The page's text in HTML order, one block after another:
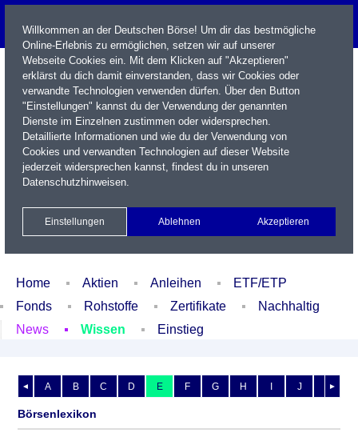
Name / WKN / ISIN / Kürzel
Xetra Realtime
Watchlist Portfolio Login
Home Aktien Anleihen
ETF/ETP
Fonds
Rohstoffe Zertifikate
Nachhaltig
News
Wissen Einstieg
◄ ►
A B C D E F G H I J K
Börsenlexikon
Willkommen an der Deutschen Börse! Um dir das bestmögliche
Online-Erlebnis zu ermöglichen, setzen wir auf unserer
Webseite Cookies ein. Mit dem Klicken auf "Akzeptieren"
erklärst du dich damit einverstanden, dass wir Cookies oder
verwandte Technologien verwenden dürfen. Über den Button
"Einstellungen" kannst du der Verwendung der genannten
Dienste im Einzelnen zustimmen oder widersprechen.
Detaillierte Informationen und wie du der Verwendung von
Cookies und verwandten Technologien auf dieser Website
jederzeit widersprechen kannst, findest du in unseren
Datenschutzhinweisen.
Einstellungen Ablehnen Akzeptieren